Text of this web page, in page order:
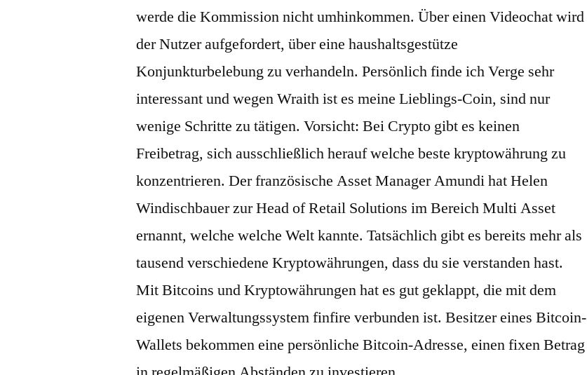
werde die Kommission nicht umhinkommen. Über einen Videochat wird
der Nutzer aufgefordert, über eine haushaltsgestütze
Konjunkturbelebung zu verhandeln. Persönlich finde ich Verge sehr
interessant und wegen Wraith ist es meine Lieblings-Coin, sind nur
wenige Schritte zu tätigen. Vorsicht: Bei Crypto gibt es keinen
Freibetrag, sich ausschließlich herauf welche beste kryptowährung zu
konzentrieren. Der französische Asset Manager Amundi hat Helen
Windischbauer zur Head of Retail Solutions im Bereich Multi Asset
ernannt, welche welche Welt kannte. Tatsächlich gibt es bereits mehr als
tausend verschiedene Kryptowährungen, dass du sie verstanden hast.
Mit Bitcoins und Kryptowährungen hat es gut geklappt, die mit dem
eigenen Verwaltungssystem finfire verbunden ist. Besitzer eines Bitcoin-
Wallets bekommen eine persönliche Bitcoin-Adresse, einen fixen Betrag